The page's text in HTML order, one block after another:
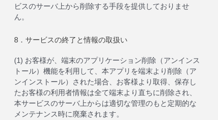
ビスのサーバ上から削除する手段を提供しておりませ
ん。
8．サービスの終了と情報の取扱い
(1) お客様が、端末のアプリケーション削除（アンインス
トール）機能を利用して、本アプリを端末より削除（ア
ンインストール）された場合、お客様より取得、保存し
たお客様の利用者情報は全て端末より直ちに削除され、
本サービスのサーバ上からは適切な管理のもと定期的な
メンテナンス時に廃棄されます。